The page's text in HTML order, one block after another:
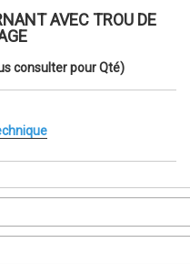
AVEC TROU DE
consulter pour Qté)